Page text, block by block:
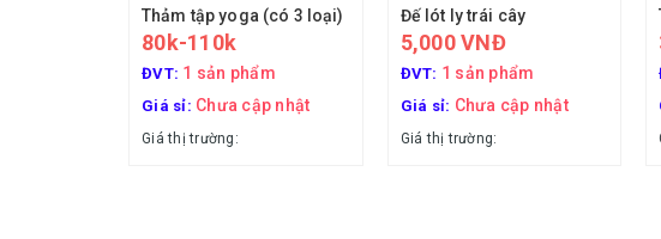
Thảm tập yoga (có 3 loại)
80k-110k
ĐVT: 1 sản phẩm
Giá sỉ: Chưa cập nhật
Giá thị trường:
Đế lót ly trái cây
5,000 VNĐ
ĐVT: 1 sản phẩm
Giá sỉ: Chưa cập nhật
Giá thị trường: